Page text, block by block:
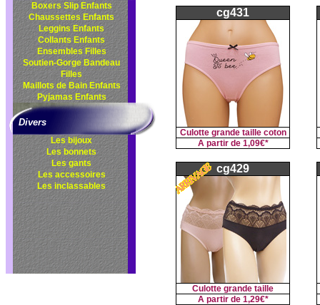
Boxers Slip Enfants
Chaussettes Enfants
Leggins Enfants
Collants Enfants
Ensembles Filles
Soutien-Gorge Bandeau
Filles
Maillots de Bain Enfants
Pyjamas Enfants
Divers
Les bijoux
Les bonnets
Les gants
Les accessoires
Les inclassables
cg431
Culotte grande taille coton
A partir de 1,09€*
cg429
Culotte grande taille
A partir de 1,29€*